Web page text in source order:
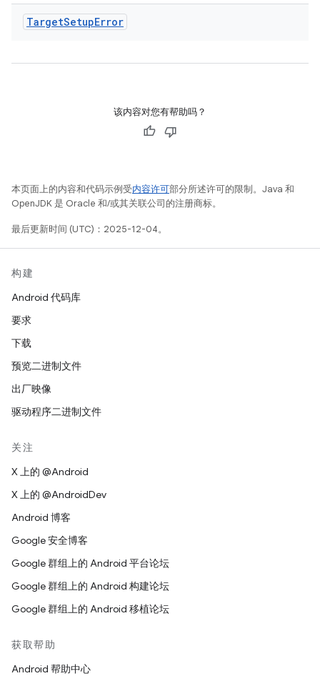
TargetSetupError
该内容对您有帮助吗？
本页面上的内容和代码示例受内容许可部分所述许可的限制。Java 和
OpenJDK 是 Oracle 和/或其关联公司的注册商标。
最后更新时间 (UTC)：2025-12-04。
构建
Android 代码库
要求
下载
预览二进制文件
出厂映像
驱动程序二进制文件
关注
X 上的 @Android
X 上的 @AndroidDev
Android 博客
Google 安全博客
Google 群组上的 Android 平台论坛
Google 群组上的 Android 构建论坛
Google 群组上的 Android 移植论坛
获取帮助
Android 帮助中心